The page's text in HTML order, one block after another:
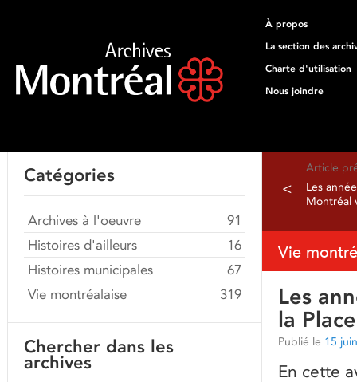
À propos
La section des
Charte d'utilisation
Nous joindre
Article
<
Les
Montréal
Vie
Les
la
Publié le 15
En cette
Catégories
Archives à l'oeuvre
91
Histoires d'ailleurs
16
Histoires municipales
67
Vie montréalaise
319
Chercher dans les
archives